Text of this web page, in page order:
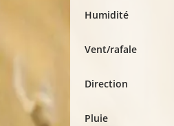
Humidité
Vent/rafale
Direction
Pluie